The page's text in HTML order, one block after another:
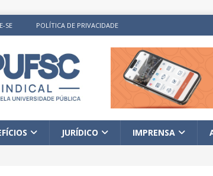
SE POLÍTICA DE PRIVACIDADE
JURÍDICO IMPRENSA